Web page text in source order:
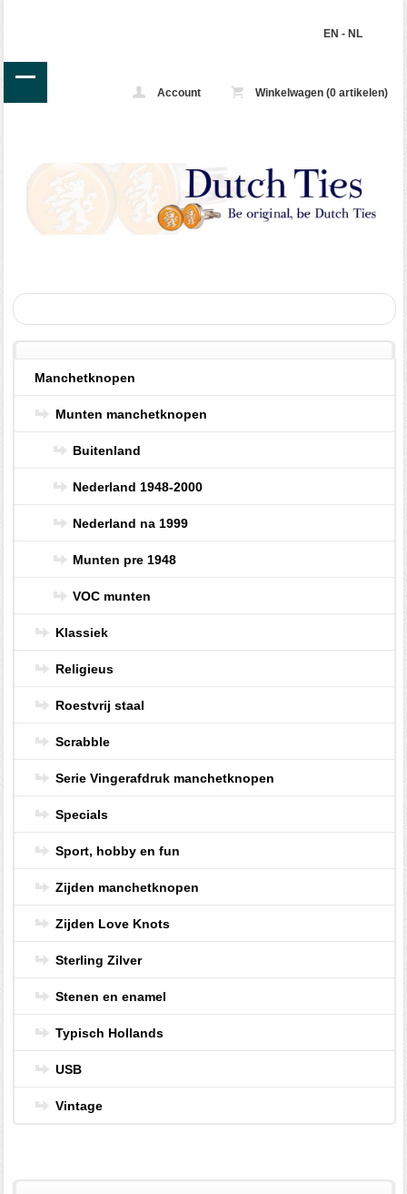
EN - NL
Account Winkelwagen (0 artikelen)
Manchetknopen
Munten manchetknopen
Buitenland
Nederland 1948-2000
Nederland na 1999
Munten pre 1948
VOC munten
Klassiek
Religieus
Roestvrij staal
Scrabble
Serie Vingerafdruk manchetknopen
Specials
Sport, hobby en fun
Zijden manchetknopen
Zijden Love Knots
Sterling Zilver
Stenen en enamel
Typisch Hollands
USB
Vintage